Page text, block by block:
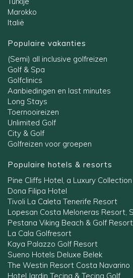
Marokko
Italië
Populaire vakanties
(Semi) all inclusive golfreizen
Golf & Spa
Golfclinics
Aanbiedingen en last minutes
Long Stays
Toernooireizen
Unlimited Golf
City & Golf
Golfreizen voor groepen
Populaire hotels & resorts
Pine Cliffs Hotel, a Luxury
Dona Filipa Hotel
Tivoli La Caleta Tenerife Resort
Lopesan Costa Meloneras Resort,
Pestana Viking Beach & Golf Resort
La Cala Golfresort
Kaya Palazzo Golf Resort
Sueno Hotels Deluxe Belek
The Westin Resort Costa Navarino
Hotel Jardin Tecina & Tecina Golf